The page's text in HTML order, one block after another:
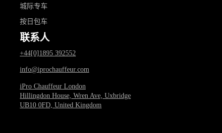
城际专车
按日包车
联系人
+44[0]1895 392552
info@iprochauffeur.com
iPro Chauffeur London
Hillingdon House, Wren Ave, Uxbridge
UB10 0FD, United Kingdom